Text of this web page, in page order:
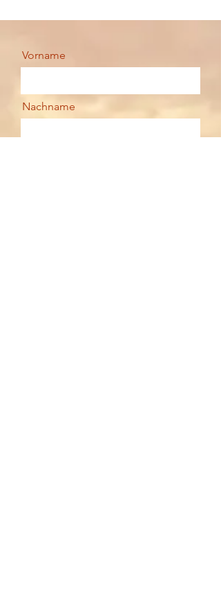
Vorname
Nachname